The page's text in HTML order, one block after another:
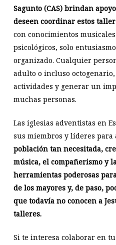
Sagunto (CAS) brindan
deseen coordinar estos
con conocimientos
psicológicos, solo
organizado. Cualquier
adulto o incluso
actividades y generar un
muchas personas.
Las iglesias adventistas en
sus miembros y líderes para
población tan necesitada,
música, el compañerismo y
herramientas poderosas
de los mayores y, de paso,
que todavía no conocen a
talleres.
Si te interesa colaborar en